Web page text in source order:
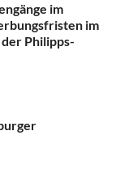
im
im
Philipps-